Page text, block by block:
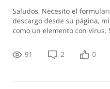
Saludos, Necesito el
descargo desde su página,
como un elemento con
91
2 0